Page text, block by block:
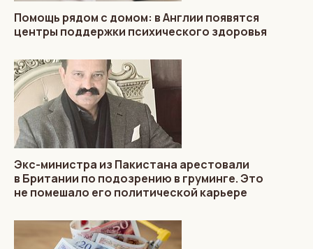
Помощь рядом с домом: в Англии появятся
центры поддержки психического здоровья
Экс-министра из Пакистана арестовали
в Британии по подозрению в груминге. Это
не помешало его политической карьере